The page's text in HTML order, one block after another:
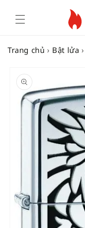
Trang chủ › Bật lửa ›
PRODUCT
INFORMATION